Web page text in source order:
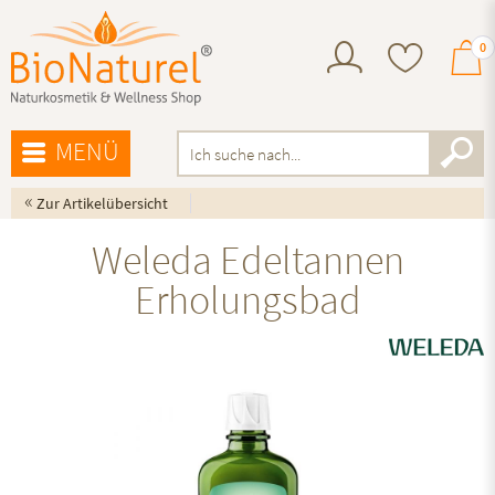
0
MENÜ
« Zur Artikelübersicht
Weleda Edeltannen
Erholungsbad